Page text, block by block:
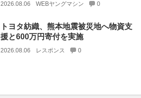
2026.08.06 WEBヤングマシン 0
トヨタ紡織、熊本地震被災地へ物資支
援と600万円寄付を実施
2026.08.06 レスポンス 0